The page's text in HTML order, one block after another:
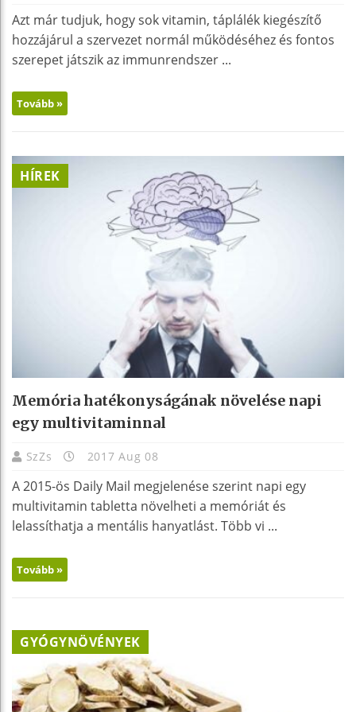
Azt már tudjuk, hogy sok vitamin, táplálék kiegészítő
hozzájárul a szervezet normál működéséhez és fontos
szerepet játszik az immunrendszer ...
Tovább »
HÍREK
Memória hatékonyságának növelése napi
egy multivitaminnal
SzZs 2017 Aug 08
A 2015-ös Daily Mail megjelenése szerint napi egy
multivitamin tabletta növelheti a memóriát és
lelassíthatja a mentális hanyatlást. Több vi ...
Tovább »
GYÓGYNÖVÉNYEK